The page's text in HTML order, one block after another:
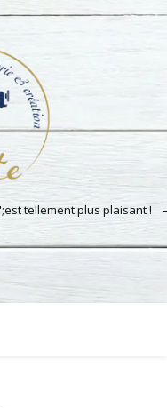
tellement plus plaisant !